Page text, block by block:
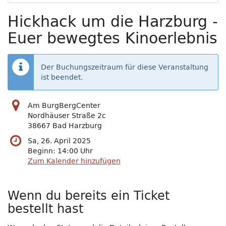
Hickhack um die Harzburg -
Euer bewegtes Kinoerlebnis
Der Buchungszeitraum für diese Veranstaltung
ist beendet.
Am BurgBergCenter
Nordhäuser Straße 2c
38667 Bad Harzburg
Sa, 26. April 2025
Beginn: 14:00 Uhr
Zum Kalender hinzufügen
Wenn du bereits ein Ticket
bestellt hast